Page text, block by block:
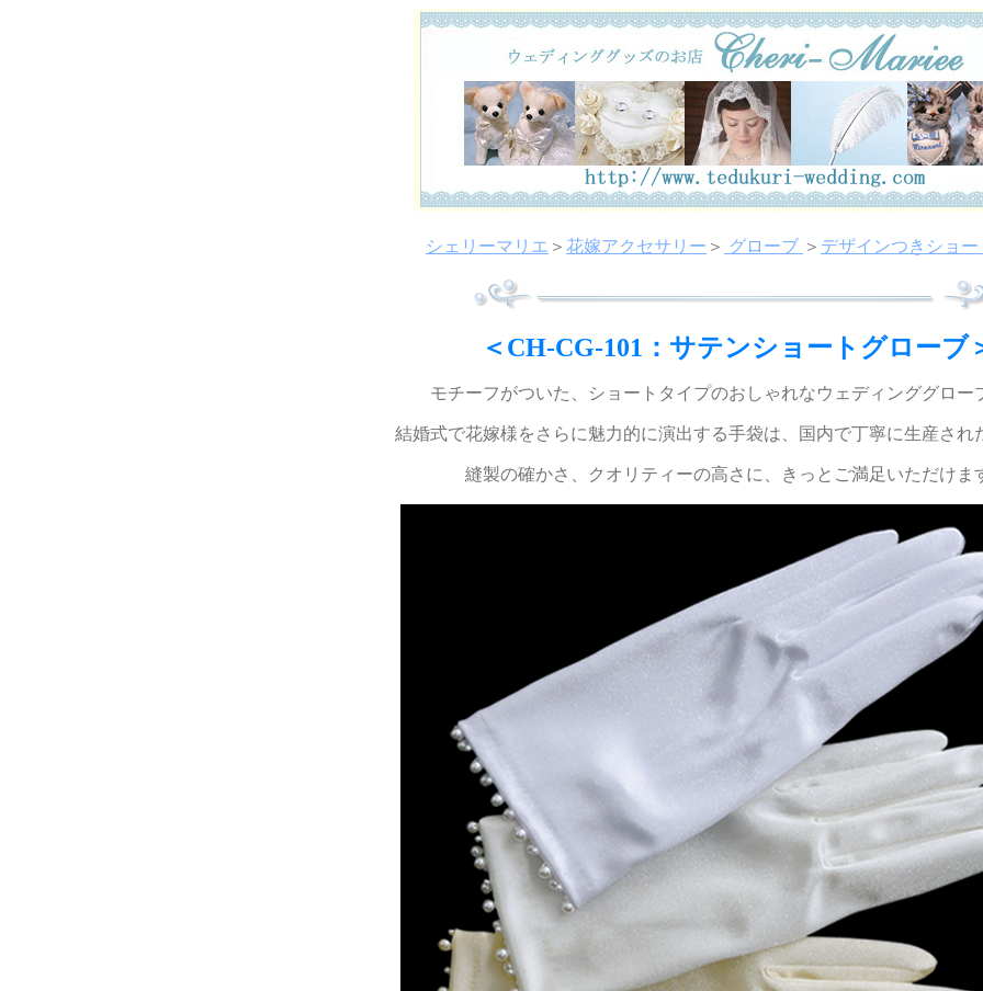
シェリーマリエ ＞ 花嫁アクセサリー ＞ グローブ ＞ デザインつきショ
＜CH-CG-101：サテンショートグローブ
モチーフがついた、ショートタイプのおしゃれなウェディンググロー
結婚式で花嫁様をさらに魅力的に演出する手袋は、国内で丁寧に生産され
縫製の確かさ、クオリティーの高さに、きっとご満足いただけま